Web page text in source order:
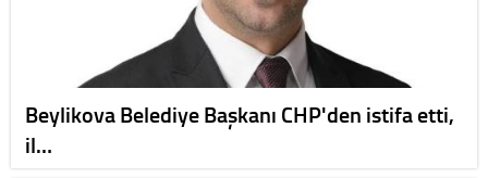
Beylikova Belediye Başkanı CHP'den istifa etti,
il…